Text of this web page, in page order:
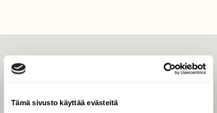
Tämä sivusto käyttää evästeitäTilaa digilukuoikeus